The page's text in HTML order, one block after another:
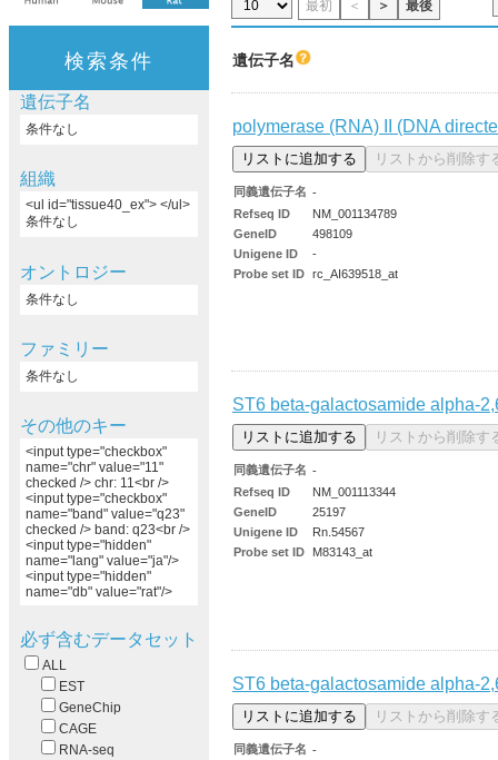
最初 ＜ ＞ 最後
検索条件
遺伝子名
条件なし
組織
<ul id="tissue40_ex"> </ul>
条件なし
オントロジー
条件なし
ファミリー
条件なし
その他のキー
<input type="checkbox"
name="chr" value="11"
checked /> chr: 11<br />
<input type="checkbox"
name="band" value="q23"
checked /> band: q23<br />
<input type="hidden"
name="lang" value="ja"/>
<input type="hidden"
name="db" value="rat"/>
必ず含むデータセット
ALL
EST
GeneChip
CAGE
RNA-seq
遺伝子名
polymerase (RNA) II (DNA
同義遺伝子名 -
Refseq ID
NM_001134789
GeneID
498109
Unigene ID
-
Probe set ID rc_AI639518_at
ST6 beta-galactosamide alpha-
同義遺伝子名 -
Refseq ID
NM_001113344
GeneID
25197
Unigene ID
Rn.54567
Probe set ID
M83143_at
ST6 beta-galactosamide alpha-
同義遺伝子名 -